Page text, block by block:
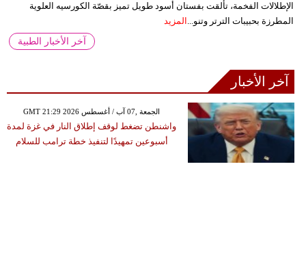
الإطلالات الفخمة، تألقت بفستان أسود طويل تميز بقصّة الكورسيه العلوية
المطرزة بحبيبات الترتر وتنو... المزيد
آخر الأخبار الطبية
آخر الأخبار
GMT 21:29 2026 الجمعة ,07 آب / أغسطس
واشنطن تضغط لوقف إطلاق النار في غزة لمدة
أسبوعين تمهيدًا لتنفيذ خطة ترامب للسلام